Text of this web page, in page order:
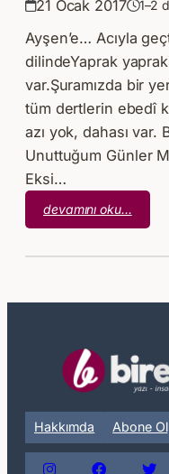
21 Ocak 2017 1–2
Ayşen’e… Acıyla
dilindeYaprak
var.Şuramızda bir
tüm dertlerin ebedî
azı yok, dahası
Unuttuğum Günler
Eksi…
devamını oku…
Hakkımda Abone Ol